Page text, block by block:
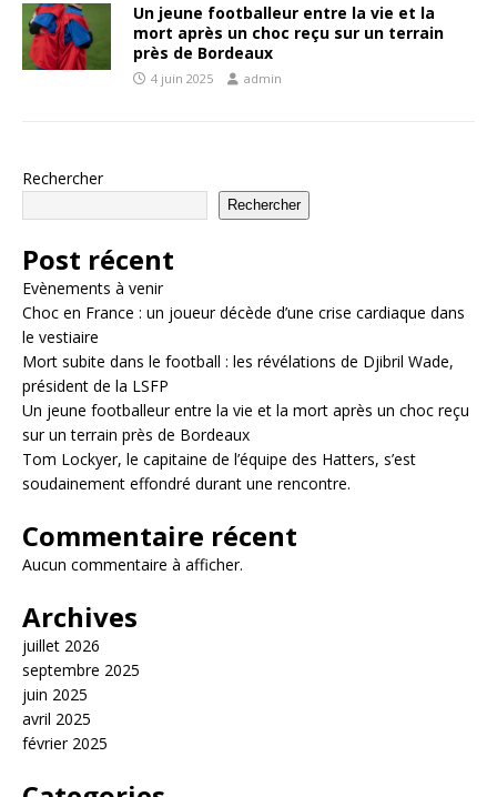
Un jeune footballeur entre la vie et la
mort après un choc reçu sur un terrain
près de Bordeaux
4 juin 2025 admin
Rechercher
Rechercher
Post récent
Evènements à venir
Choc en France : un joueur décède d’une crise cardiaque dans
le vestiaire
Mort subite dans le football : les révélations de Djibril Wade,
président de la LSFP
Un jeune footballeur entre la vie et la mort après un choc reçu
sur un terrain près de Bordeaux
Tom Lockyer, le capitaine de l’équipe des Hatters, s’est
soudainement effondré durant une rencontre.
Commentaire récent
Aucun commentaire à afficher.
Archives
juillet 2026
septembre 2025
juin 2025
avril 2025
février 2025